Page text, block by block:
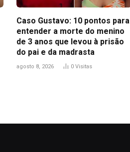
Caso Gustavo: 10 pontos para
entender a morte do menino
de 3 anos que levou à prisão
do pai e da madrasta
agosto 8, 2026 0 Visitas